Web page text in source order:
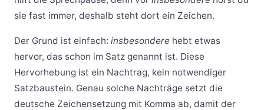
sie fast immer, deshalb steht dort ein Zeichen.
Der Grund ist einfach: insbesondere hebt etwas
hervor, das schon im Satz genannt ist. Diese
Hervorhebung ist ein Nachtrag, kein notwendiger
Satzbaustein. Genau solche Nachträge setzt die
deutsche Zeichensetzung mit Komma ab, damit der